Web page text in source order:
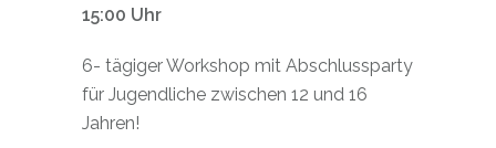
15:00 Uhr
6- tägiger Workshop mit Abschlussparty
für Jugendliche zwischen 12 und 16
Jahren!